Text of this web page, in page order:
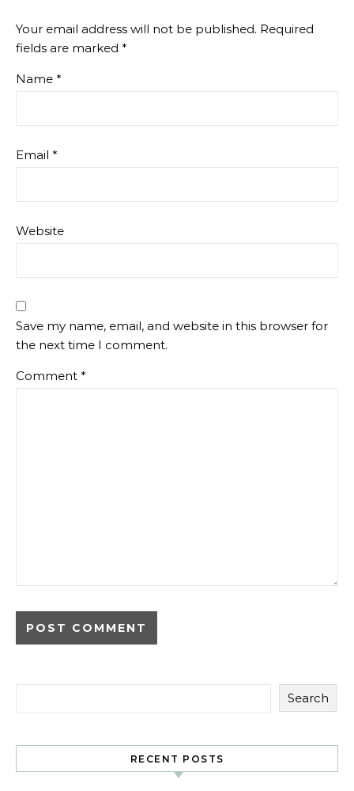
Your email address will not be published. Required
fields are marked *
Name *
Email *
Website
Save my name, email, and website in this browser for
the next time I comment.
Comment *
Search
RECENT POSTS